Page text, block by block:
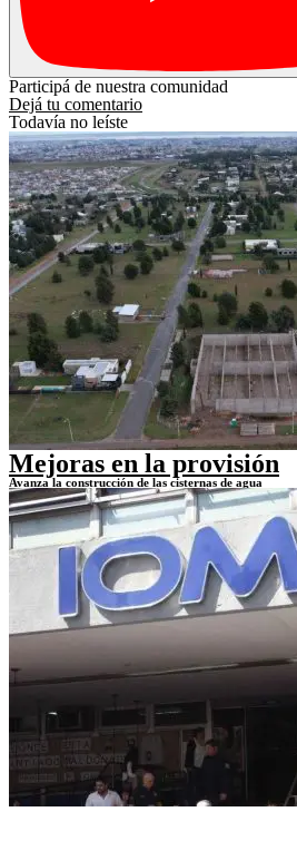
Participá de nuestra comunidad
Dejá tu comentario
Todavía no leíste
Mejoras en la provisión
Avanza la construcción de las cisternas de agua